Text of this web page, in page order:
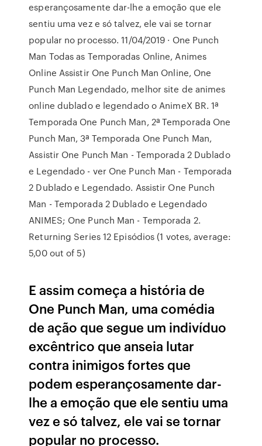
esperançosamente dar-lhe a emoção que ele
sentiu uma vez e só talvez, ele vai se tornar
popular no processo. 11/04/2019 · One Punch
Man Todas as Temporadas Online, Animes
Online Assistir One Punch Man Online, One
Punch Man Legendado, melhor site de animes
online dublado e legendado o AnimeX BR. 1ª
Temporada One Punch Man, 2ª Temporada One
Punch Man, 3ª Temporada One Punch Man,
Assistir One Punch Man - Temporada 2 Dublado
e Legendado - ver One Punch Man - Temporada
2 Dublado e Legendado. Assistir One Punch
Man - Temporada 2 Dublado e Legendado
ANIMES; One Punch Man - Temporada 2.
Returning Series 12 Episódios (1 votes, average:
5,00 out of 5)
E assim começa a história de
One Punch Man, uma comédia
de ação que segue um indivíduo
excêntrico que anseia lutar
contra inimigos fortes que
podem esperançosamente dar-
lhe a emoção que ele sentiu uma
vez e só talvez, ele vai se tornar
popular no processo.